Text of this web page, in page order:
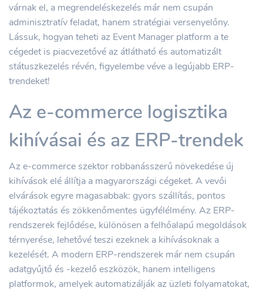
várnak el, a megrendeléskezelés már nem csupán
adminisztratív feladat, hanem stratégiai versenyelőny.
Lássuk, hogyan teheti az Event Manager platform a te
cégedet is piacvezetővé az átlátható és automatizált
státuszkezelés révén, figyelembe véve a legújabb ERP-
trendeket!
Az e-commerce logisztika
kihívásai és az ERP-trendek
Az e-commerce szektor robbanásszerű növekedése új
kihívások elé állítja a magyarországi cégeket. A vevői
elvárások egyre magasabbak: gyors szállítás, pontos
tájékoztatás és zökkenőmentes ügyfélélmény. Az ERP-
rendszerek fejlődése, különösen a felhőalapú megoldások
térnyerése, lehetővé teszi ezeknek a kihívásoknak a
kezelését. A modern ERP-rendszerek már nem csupán
adatgyűjtő és -kezelő eszközök, hanem intelligens
platformok, amelyek automatizálják az üzleti folyamatokat,